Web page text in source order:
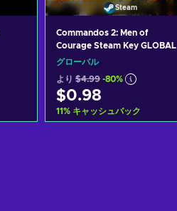
Steam
Commandos 2: Men of
Courage Steam Key GLOBAL
グローバル
より $4.99 -80%
$0.98
11% キャッシュバック